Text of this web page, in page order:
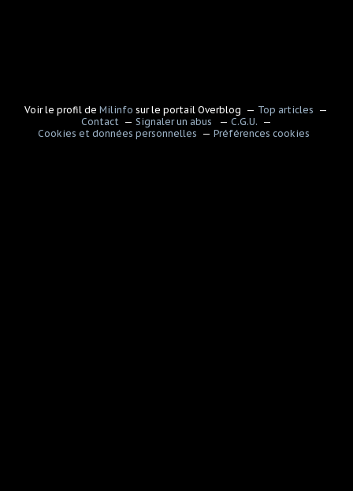
Voir le profil deMilinfo sur le portail Overblog
Top articles
Contact
Signaler un abus
C.G.U.
Cookies et données personnelles
Préférences cookies